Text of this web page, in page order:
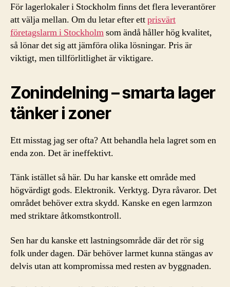
För lagerlokaler i Stockholm finns det flera leverantörer
att välja mellan. Om du letar efter ettprisvärt
företagslarm i Stockholmsom ändå håller hög kvalitet,
så lönar det sig att jämföra olika lösningar. Pris är
viktigt, men tillförlitlighet är viktigare.
Zonindelning – smarta lager
tänker i zoner
Ett misstag jag ser ofta? Att behandla hela lagret som en
enda zon. Det är ineffektivt.
Tänk istället så här. Du har kanske ett område med
högvärdigt gods. Elektronik. Verktyg. Dyra råvaror. Det
området behöver extra skydd. Kanske en egen larmzon
med striktare åtkomstkontroll.
Sen har du kanske ett lastningsområde där det rör sig
folk under dagen. Där behöver larmet kunna stängas av
delvis utan att kompromissa med resten av byggnaden.